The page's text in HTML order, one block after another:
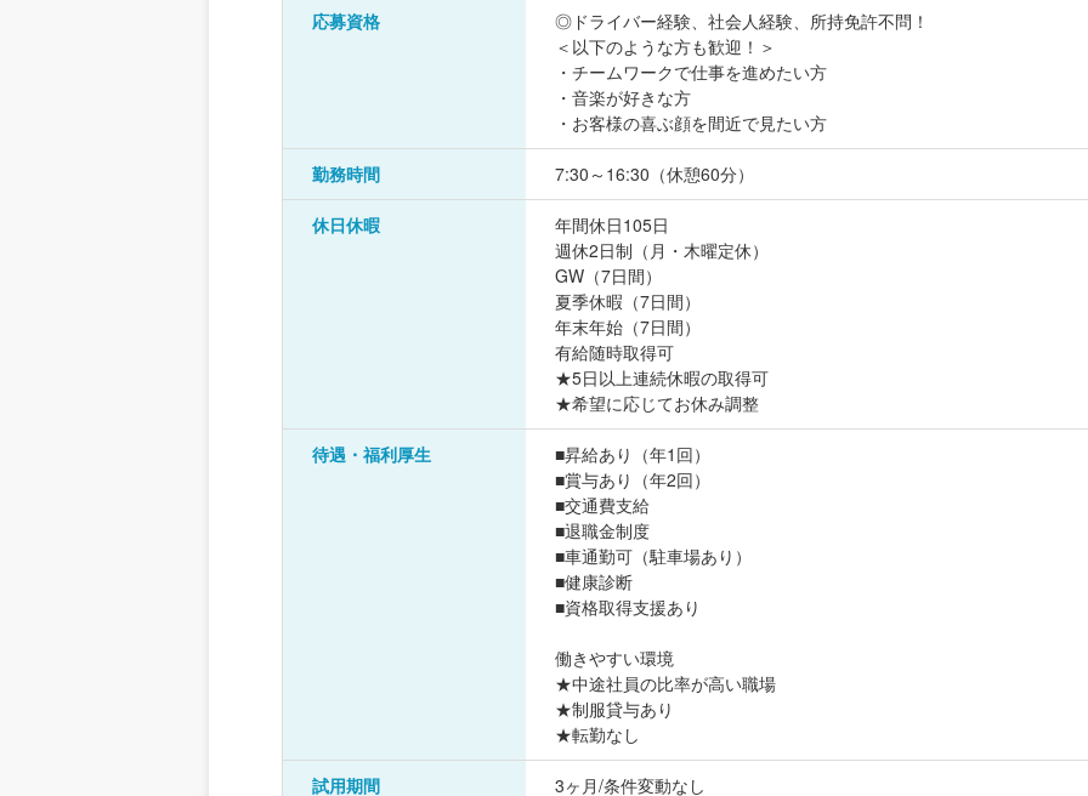
応募資格
◎ドライバー経験、社会人経験、所持免許不問！
＜以下のような方も歓迎！＞
・チームワークで仕事を進めたい方
・音楽が好きな方
・お客様の喜ぶ顔を間近で見たい方
勤務時間 7:30～16:30（休憩60分）
休日休暇
年間休日105日
週休2日制（月・木曜定休）
GW（7日間）
夏季休暇（7日間）
年末年始（7日間）
有給随時取得可
★5日以上連続休暇の取得可
★希望に応じてお休み調整
待遇・福利厚生
■昇給あり（年1回）
■賞与あり（年2回）
■交通費支給
■退職金制度
■車通勤可（駐車場あり）
■健康診断
■資格取得支援あり
働きやすい環境
★中途社員の比率が高い職場
★制服貸与あり
★転勤なし
試用期間 3ヶ月/条件変動なし